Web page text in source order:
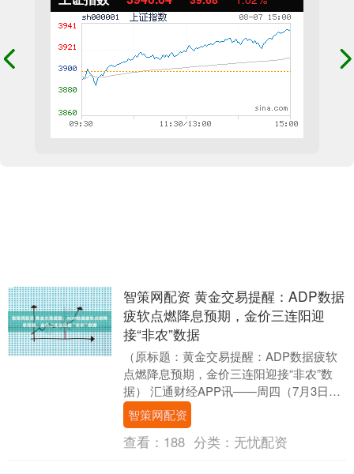
智策网配资 黄金交易提醒：ADP数据
疲软点燃降息预期，金价三连阳迎
接“非农”数据
（原标题：黄金交易提醒：ADP数据疲软
点燃降息预期，金价三连阳迎接“非农”数
据） 汇通财经APP讯——周四（7月3日）
亚市早盘，现货黄金冲高回落，目前交投
于33....
智策网配资
查看： 188 分类： 无忧配资